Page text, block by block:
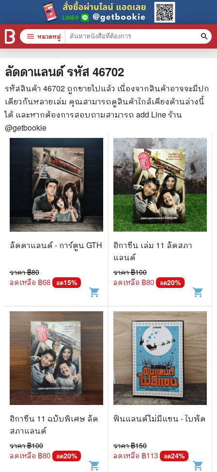
ลัดดาแลนด์รหัส 46702
รหัสสินค้า 46702 ถูกขายไปแล้ว เนื่องจากสินค้าอาจจะมีปก
เดียวกันหลายเล่ม คุณสามารถดูสินค้าใกล้เคียงด้านล่างนี้
ได้ และหากต้องการสอบถามสามารถ add Line ร้าน
@getbookie
ลัดดาแลนด์ - การ์ตูน GTH
ราคา ฿80
ลดเหลือ ฿68 ลด15%
shopping_cart
ฮิกาซีน เล่ม 11 ลัดสภา
แลนด์
ราคา ฿100
ลดเหลือ ฿80 ลด20%
shopping_cart
ฮิกาซีน 11 ฉบับพิเศษ ลัด
สภาแลนด์
ราคา ฿100
ลดเหลือ ฿80 ลด20%
shopping_cart
ฟินแลนด์ไม่มีแขน - ใบพัด
ราคา ฿150
ลดเหลือ ฿113 ลด24%
shopping_cart
menu หมวดหมู่ search
หมวดหมู่สินค้า
หนังสือทั้งหมด
stars สินค้าใช้เฉพาะแต้มเท่านั้น
📚 หนังสือทั่วไป
🦄 วรรณกรรม นิยาย เรื่องสั้น
🎓 การศึกษา
😼 หนังสือการ์ตูน
🐲 หนังสือเด็ก
🎲 Board Game